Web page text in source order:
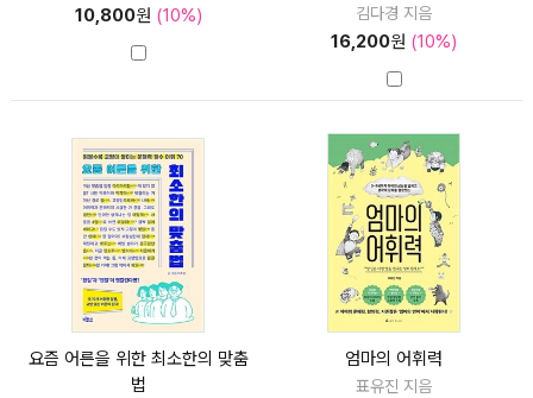
10,800원 (10%) 김다경 지음
16,200원 (10%)
요즘 어른을 위한 최소한의 맞춤
법
엄마의 어휘력
표유진 지음